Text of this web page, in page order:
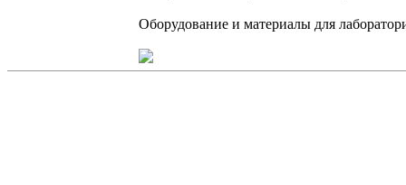
Оборудование и материалы для